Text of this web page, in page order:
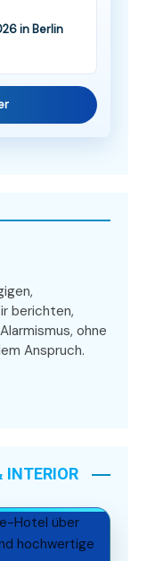
in Berlin
berichten,
ohne
Anspruch.
INTERIOR